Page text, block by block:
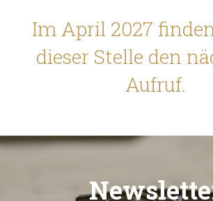
Im April 2027
dieser Stelle den
Aufruf.